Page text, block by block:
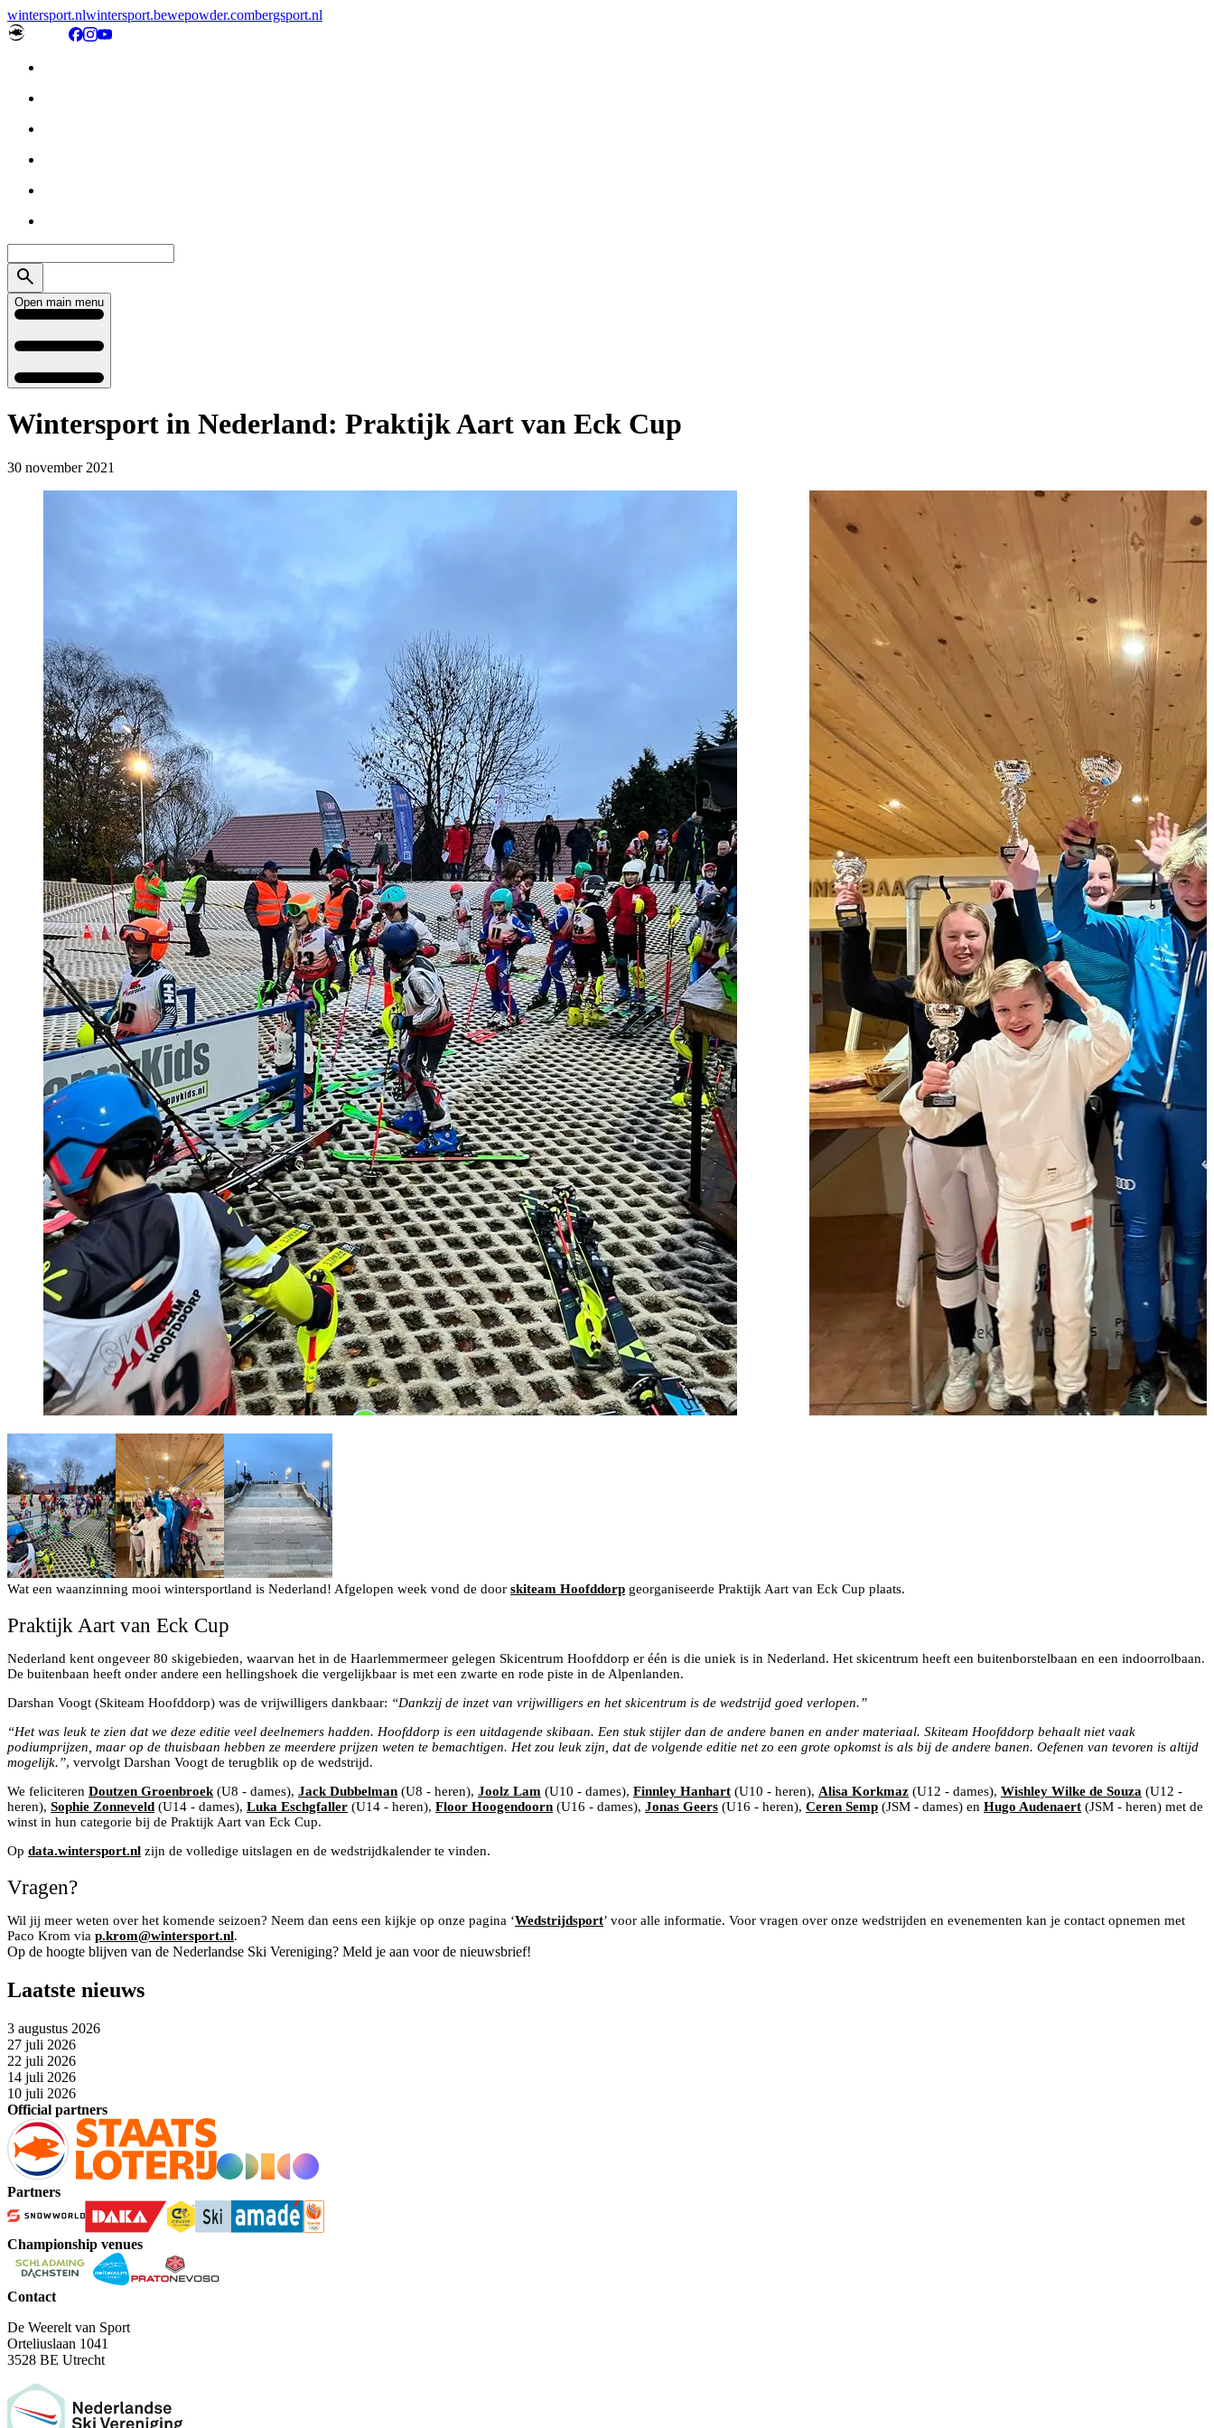
wintersport.nlwintersport.bewepowder.combergsport.nl
Open main menu
Wintersport in Nederland: Praktijk Aart van Eck Cup
30 november 2021
Wat een waanzinning mooi wintersportland is Nederland! Afgelopen week vond de door skiteam Hoofddorp georganiseerde Praktijk Aart van Eck Cup plaats.
Praktijk Aart van Eck Cup
Nederland kent ongeveer 80 skigebieden, waarvan het in de Haarlemmermeer gelegen Skicentrum Hoofddorp er één is die uniek is in Nederland. Het skicentrum heeft een buitenborstelbaan en een indoorrolbaan.
De buitenbaan heeft onder andere een hellingshoek die vergelijkbaar is met een zwarte en rode piste in de Alpenlanden.
Darshan Voogt (Skiteam Hoofddorp) was de vrijwilligers dankbaar: “Dankzij de inzet van vrijwilligers en het skicentrum is de wedstrijd goed verlopen.”
“Het was leuk te zien dat we deze editie veel deelnemers hadden. Hoofddorp is een uitdagende skibaan. Een stuk stijler dan de andere banen en ander materiaal. Skiteam Hoofddorp behaalt niet vaak
podiumprijzen, maar op de thuisbaan hebben ze meerdere prijzen weten te bemachtigen. Het zou leuk zijn, dat de volgende editie net zo een grote opkomst is als bij de andere banen. Oefenen van tevoren is altijd
mogelijk.”, vervolgt Darshan Voogt de terugblik op de wedstrijd.
We feliciteren Doutzen Groenbroek (U8 - dames), Jack Dubbelman (U8 - heren), Joolz Lam (U10 - dames), Finnley Hanhart (U10 - heren), Alisa Korkmaz (U12 - dames), Wishley Wilke de Souza (U12 -
heren), Sophie Zonneveld (U14 - dames), Luka Eschgfaller (U14 - heren), Floor Hoogendoorn (U16 - dames), Jonas Geers (U16 - heren), Ceren Semp (JSM - dames) en Hugo Audenaert (JSM - heren) met de
winst in hun categorie bij de Praktijk Aart van Eck Cup.
Op data.wintersport.nl zijn de volledige uitslagen en de wedstrijdkalender te vinden.
Vragen?
Wil jij meer weten over het komende seizoen? Neem dan eens een kijkje op onze pagina ‘Wedstrijdsport’ voor alle informatie. Voor vragen over onze wedstrijden en evenementen kan je contact opnemen met
Paco Krom via p.krom@wintersport.nl.
Op de hoogte blijven van de Nederlandse Ski Vereniging? Meld je aan voor de nieuwsbrief!
Laatste nieuws
3 augustus 2026
27 juli 2026
22 juli 2026
14 juli 2026
10 juli 2026
Official partners
Partners
Championship venues
Contact
De Weerelt van Sport
Orteliuslaan 1041
3528 BE Utrecht